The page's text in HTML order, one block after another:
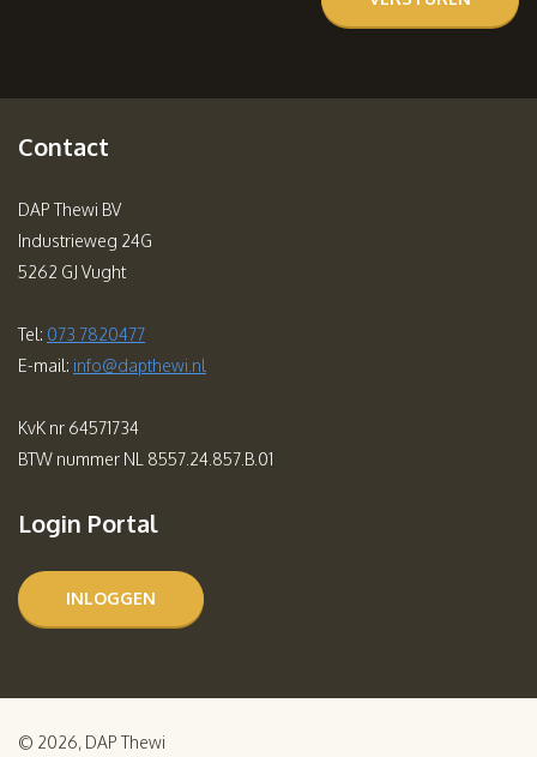
Contact
DAP Thewi BV
Industrieweg 24G
5262 GJ Vught
Tel: 073 7820477
E-mail: info@dapthewi.nl
KvK nr 64571734
BTW nummer NL 8557.24.857.B.01
Login Portal
INLOGGEN
© 2026, DAP Thewi